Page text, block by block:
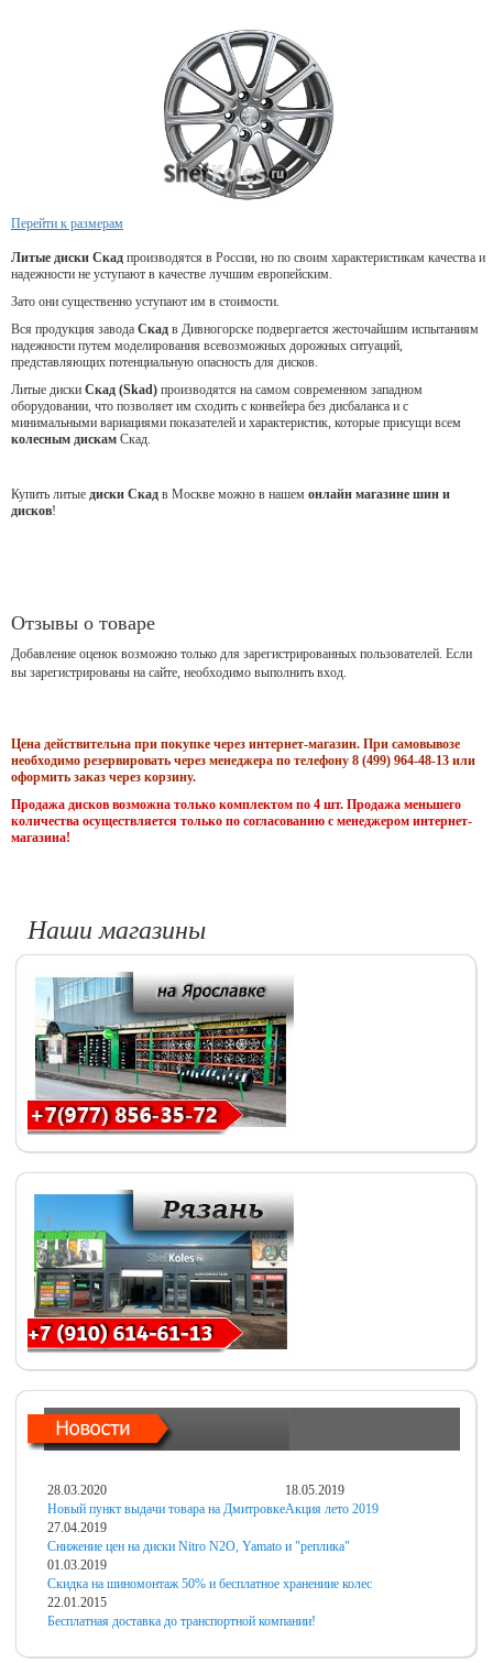
Перейти к размерам
Литые диски Скад производятся в России, но по своим характеристикам качества и
надежности не уступают в качестве лучшим европейским.
Зато они существенно уступают им в стоимости.
Вся продукция завода Скад в Дивногорске подвергается жесточайшим испытаниям
надежности путем моделирования всевозможных дорожных ситуаций,
представляющих потенциальную опасность для дисков.
Литые диски Скад (Skad) производятся на самом современном западном
оборудовании, что позволяет им сходить с конвейера без дисбаланса и с
минимальными вариациями показателей и характеристик, которые присущи всем
колесным дискам Скад.
Купить литые диски Скад в Москве можно в нашем онлайн магазине шин и
дисков!
Отзывы о товаре
Добавление оценок возможно только для зарегистрированных пользователей. Если
вы зарегистрированы на сайте, необходимо выполнить вход.
Цена действительна при покупке через интернет-магазин. При самовывозе
необходимо резервировать через менеджера по телефону 8 (499) 964-48-13 или
оформить заказ через корзину.
Продажа дисков возможна только комплектом по 4 шт. Продажа меньшего
количества осуществляется только по согласованию с менеджером интернет-
магазина!
Наши магазины
28.03.2020
Новый пункт выдачи товара на Дмитровке
18.05.2019
Акция лето 2019
27.04.2019
Снижение цен на диски Nitro N2O, Yamato и "реплика"
01.03.2019
Скидка на шиномонтаж 50% и бесплатное хранениие колес
22.01.2015
Бесплатная доставка до транспортной компании!